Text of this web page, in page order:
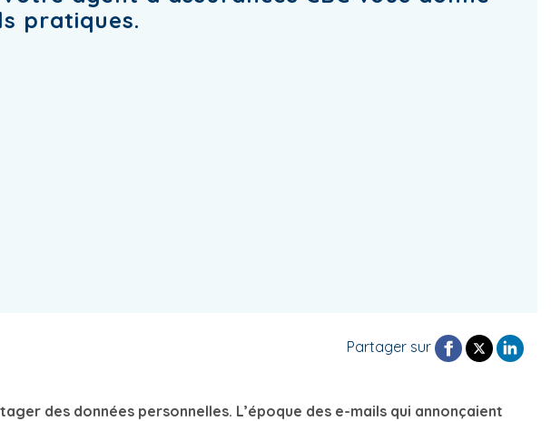
pratiques.
Partager sur
des données personnelles. L’époque des e-mails qui annonçaient